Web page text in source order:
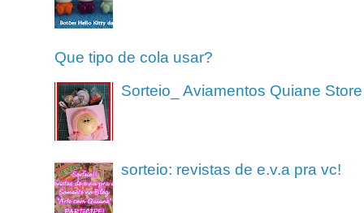
Que tipo de cola usar?
Sorteio_ Aviamentos Quiane Store
sorteio: revistas de e.v.a pra vc!